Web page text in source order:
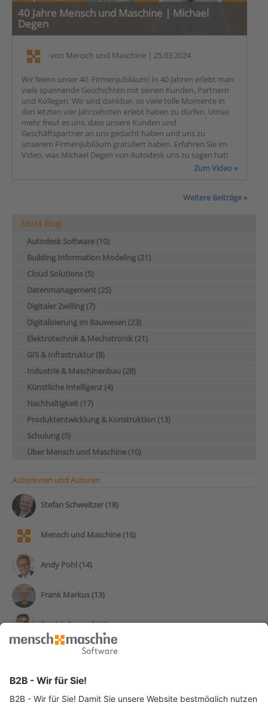
40 Jahre Mensch und Maschine | Michael
Degen
von Mensch und Maschine | 25.03.2024
Wir feiern unser 40. Firmenjubiläum! In 40 Jahren erlebt man
viele spannende Geschichten mit seinen Kunden, Partnern
und Kollegen. Wir sind dankbar, so viele tolle Momente in
den letzten vier Jahrzehnten erlebt haben zu dürfen. Umso
mehr freut es uns, dass unsere Kunden und
Geschäftspartner an uns gedacht haben und uns zu
unserem Firmenjubiläum gratuliert haben. Erfahren Sie im
Video, was Michael Degen von Autodesk uns zu sagen hat!
Zum Video »
Weitere Beiträge »
MuM Blog
Autodesk Software (10)
Building Information Modeling (21)
Cloud Solutions (5)
Datenmanagement (25)
Digitaler Zwilling (7)
Digitalisierung im Bauwesen (23)
Elektrotechnik & Mechatronik (21)
GIS & Infrastruktur (8)
Industrie & Maschinenbau (28)
Künstliche Intelligenz (4)
Nachhaltigkeit (17)
Produktentwicklung & Konstruktion (13)
Schulung (5)
Über Mensch und Maschine (10)
Autorinnen und Autoren
Stefan Schweitzer (18)
Mensch und Maschine (16)
Andy Pohl (14)
Frank Markus (13)
Patrick Stumpf (12)
Pascal Ricardo Klammer (11)
Manfred Lampert (10)